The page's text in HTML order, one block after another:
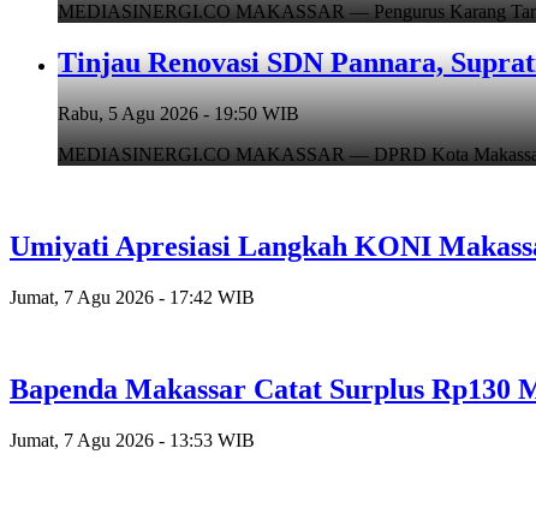
MEDIASINERGI.CO MAKASSAR — Pengurus Karang
Tinjau Renovasi SDN Pannara,
Rabu, 5 Agu 2026 - 19:50 WIB
MEDIASINERGI.CO MAKASSAR — DPRD Kota
Umiyati Apresiasi Langkah KONI
Jumat, 7 Agu 2026 - 17:42 WIB
Bapenda Makassar Catat Surplus Rp130
Jumat, 7 Agu 2026 - 13:53 WIB